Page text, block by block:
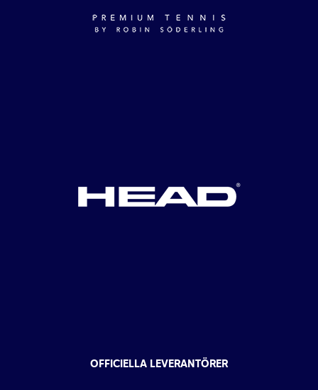
OFFICIELLA LEVERANTÖRER